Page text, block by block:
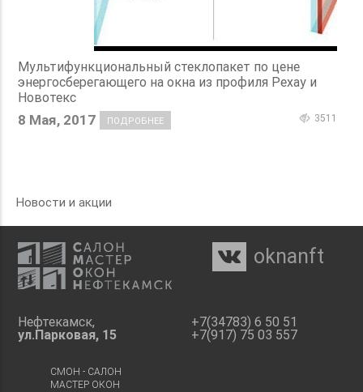
Мультифункциональный стеклопакет по цене
энергосберегающего на окна из профиля Рехау и
Новотекс
8 Мая, 2017 ПОДРОБНЕЕ 3511
Новости и акции
 oknanft
Нефтекамск,
ул.Парковая, 15
+7(34783) 6 50 51
+7(917) 75 03 557
СМОН - САЛОН
МАСТЕР ОКОН